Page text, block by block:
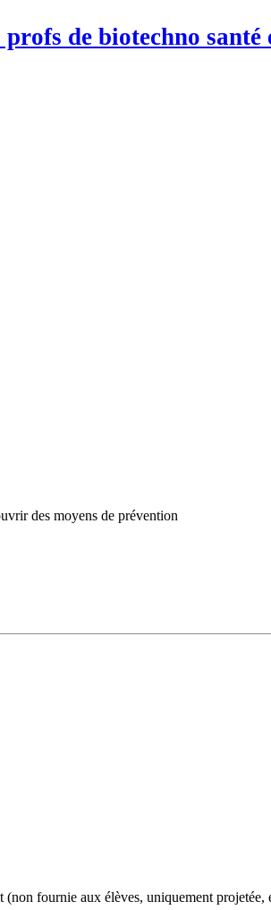
de biotechno
des moyens de prévention
fournie aux élèves, uniquement